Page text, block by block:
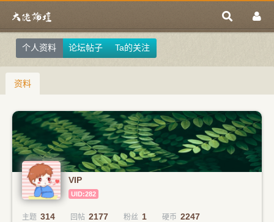
个人资料 论坛帖子 Ta的关注
资料
VIP
UID:282
主题 314 回帖 2177 粉丝 1 硬币 2247